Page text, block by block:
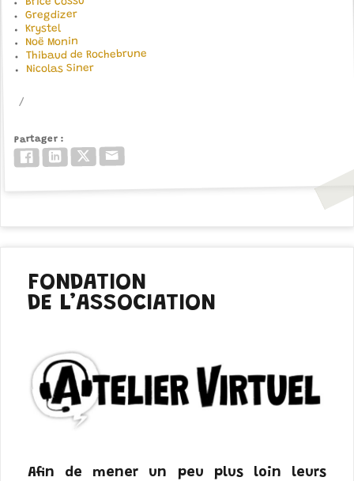
Brice Cossu
Gregdizer
Krystel
Noë Monin
Thibaud de Rochebrune
Nicolas Siner
Partager
FacebookLinkedInTwitter/X
FONDATION
DE L’ASSOCIATION
Afin de mener un peu plus loin leurs